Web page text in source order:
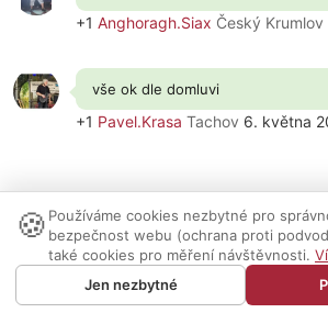
+1 Anghoragh.Siax Český Krumlov
vše ok dle domluvi
+1 Pavel.Krasa Tachov 6. května
Nastavení cookies | Vzhled:světlý
© 1999-2026 AUDIO
🍪 Používáme cookies nezbytné pro
bezpečnost webu (ochrana proti
také cookies pro měření návštěvnosti.
Jen nezbytné